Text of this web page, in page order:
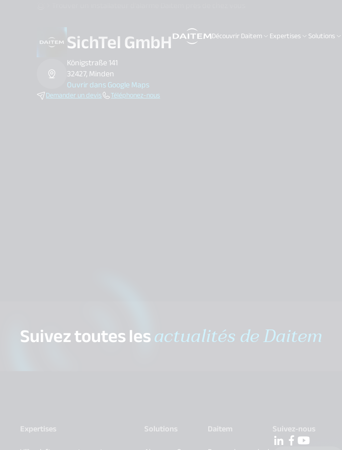
Découvrir Daitem Expertises Solutions
search.label
SichTel GmbH
Königstraße 141
32427, Minden
Ouvrir dans Google Maps
Demander un devis Téléphonez-nous
Suivez toutes lesactualités de Daitem
Expertises
Solutions
Daitem
Suivez-nous